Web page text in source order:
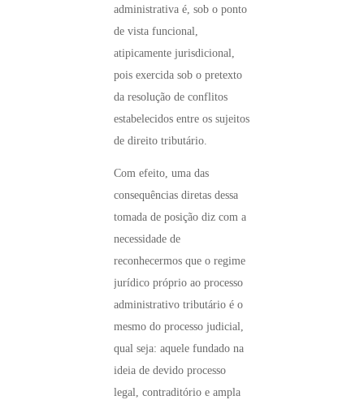
administrativa é, sob o ponto
de vista funcional,
atipicamente jurisdicional,
pois exercida sob o pretexto
da resolução de conflitos
estabelecidos entre os sujeitos
de direito tributário.
Com efeito, uma das
consequências diretas dessa
tomada de posição diz com a
necessidade de
reconhecermos que o regime
jurídico próprio ao processo
administrativo tributário é o
mesmo do processo judicial,
qual seja: aquele fundado na
ideia de devido processo
legal, contraditório e ampla